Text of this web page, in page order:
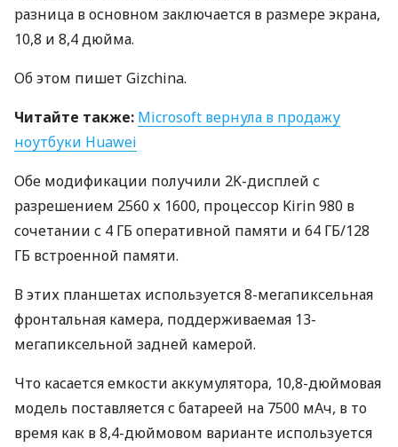
разница в основном заключается в размере экрана,
10,8 и 8,4 дюйма.
Об этом пишет Gizchina.
Читайте также: Microsoft вернула в продажу
ноутбуки Huawei
Обе модификации получили 2K-дисплей с
разрешением 2560 х 1600, процессор Kirin 980 в
сочетании с 4 ГБ оперативной памяти и 64 ГБ/128
ГБ встроенной памяти.
В этих планшетах используется 8-мегапиксельная
фронтальная камера, поддерживаемая 13-
мегапиксельной задней камерой.
Что касается емкости аккумулятора, 10,8-дюймовая
модель поставляется с батареей на 7500 мАч, в то
время как в 8,4-дюймовом варианте используется